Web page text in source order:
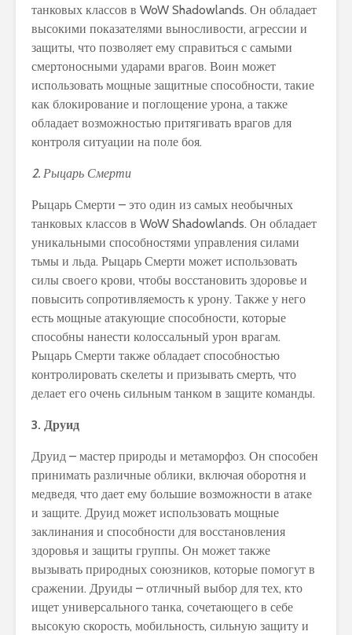
танковых классов в WoW Shadowlands. Он обладает
высокими показателями выносливости, агрессии и
защиты, что позволяет ему справиться с самыми
смертоносными ударами врагов. Воин может
использовать мощные защитные способности, такие
как блокирование и поглощение урона, а также
обладает возможностью притягивать врагов для
контроля ситуации на поле боя.
2. Рыцарь Смерти
Рыцарь Смерти – это один из самых необычных
танковых классов в WoW Shadowlands. Он обладает
уникальными способностями управления силами
тьмы и льда. Рыцарь Смерти может использовать
силы своего крови, чтобы восстановить здоровье и
повысить сопротивляемость к урону. Также у него
есть мощные атакующие способности, которые
способны нанести колоссальный урон врагам.
Рыцарь Смерти также обладает способностью
контролировать скелеты и призывать смерть, что
делает его очень сильным танком в защите команды.
3. Друид
Друид – мастер природы и метаморфоз. Он способен
принимать различные облики, включая оборотня и
медведя, что дает ему большие возможности в атаке
и защите. Друид может использовать мощные
заклинания и способности для восстановления
здоровья и защиты группы. Он может также
вызывать природных союзников, которые помогут в
сражении. Друиды – отличный выбор для тех, кто
ищет универсального танка, сочетающего в себе
высокую скорость, мобильность, сильную защиту и